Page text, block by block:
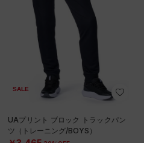
SALE
UAプリント ブロック トラックパン
ツ（トレーニング/BOYS）